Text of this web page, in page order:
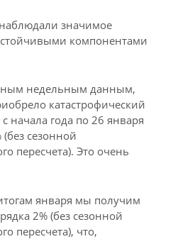
значимое
компонентами
недельным данным,
катастрофический
начала года по 26 января
(без сезонной
пересчета). Это очень
января мы получим
2% (без сезонной
пересчета), что,